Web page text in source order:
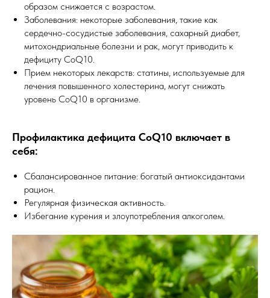
образом снижается с возрастом.
Заболевания: некоторые заболевания, такие как
сердечно-сосудистые заболевания, сахарный диабет,
митохондриальные болезни и рак, могут приводить к
дефициту CoQ10.
Прием некоторых лекарств: статины, используемые для
лечения повышенного холестерина, могут снижать
уровень CoQ10 в организме.
Профилактика дефицита CoQ10 включает в
себя:
Сбалансированное питание: богатый антиоксидантами
рацион.
Регулярная физическая активность.
Избегание курения и злоупотребления алкоголем.